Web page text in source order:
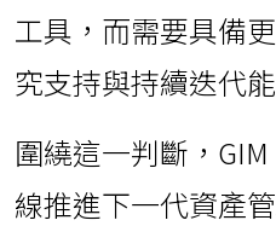
工具，而需要具備
究支持與持續迭代
圍繞這一判斷，
線推進下一代資產